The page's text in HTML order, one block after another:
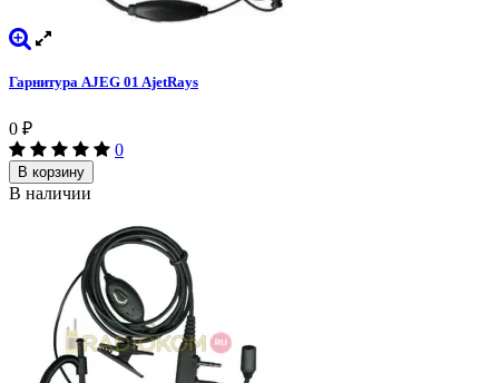
Гарнитура AJEG 01 AjetRays
0 ₽
0
В корзину
В наличии